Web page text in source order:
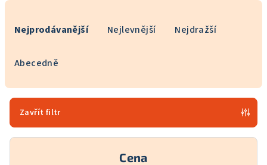
r
o
Nejprodávanější Nejlevnější Nejdražší
Abecedně
Zavřít filtr
Cena